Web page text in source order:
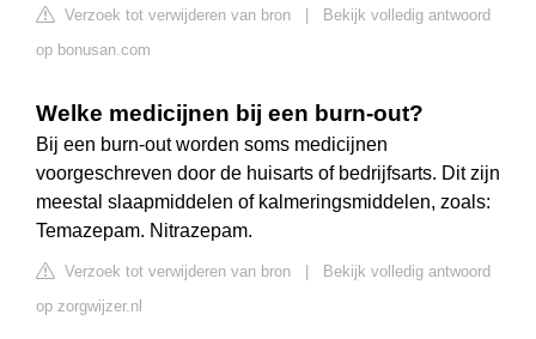
Verzoek tot verwijderen van bron
Bekijk volledig antwoord
op bonusan.com
Welke medicijnen bij een burn-out?
Bij een burn-out worden soms medicijnen
voorgeschreven door de huisarts of bedrijfsarts. Dit zijn
meestal slaapmiddelen of kalmeringsmiddelen, zoals:
Temazepam. Nitrazepam.
Verzoek tot verwijderen van bron
Bekijk volledig antwoord
op zorgwijzer.nl